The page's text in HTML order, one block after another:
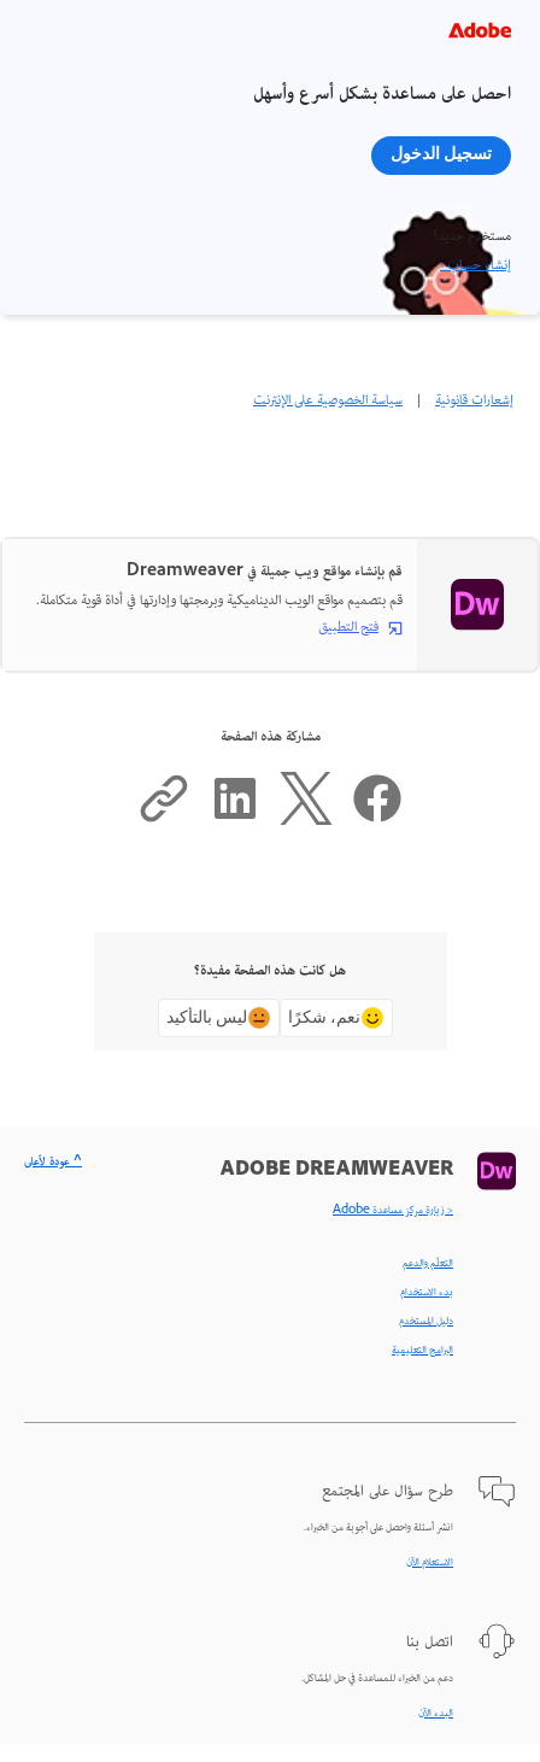
احصل على مساعدة بشكل أسرع وأسهل
تسجيل الدخول
مستخدم جديد؟
إنشاء حساب ›
إشعارات قانونية | سياسة الخصوصية على الإنترنت
قم بإنشاء مواقع ويب جميلة في Dreamweaver
قم بتصميم مواقع الويب الديناميكية وبرمجتها وإدارتها في أداة قوية متكاملة.
فتح التطبيق
مشاركة هذه الصفحة
هل كانت هذه الصفحة مفيدة؟
نعم، شكرًا ليس بالتأكيد
ADOBE DREAMWEAVER
< زيارة مركز مساعدة Adobe
التعلّم والدعم
بدء الاستخدام
دليل المستخدم
البرامج التعليمية
طرح سؤال على المجتمع
انشر أسئلة واحصل على أجوبة من الخبراء.
الاستعلام الآن
اتصل بنا
دعم من الخبراء للمساعدة في حل المشاكل.
البدء الآن
^ عودة لأعلى